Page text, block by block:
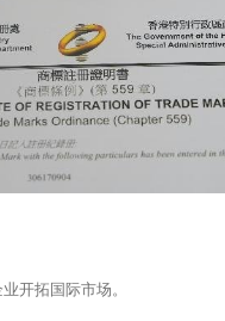
开拓国际市场。